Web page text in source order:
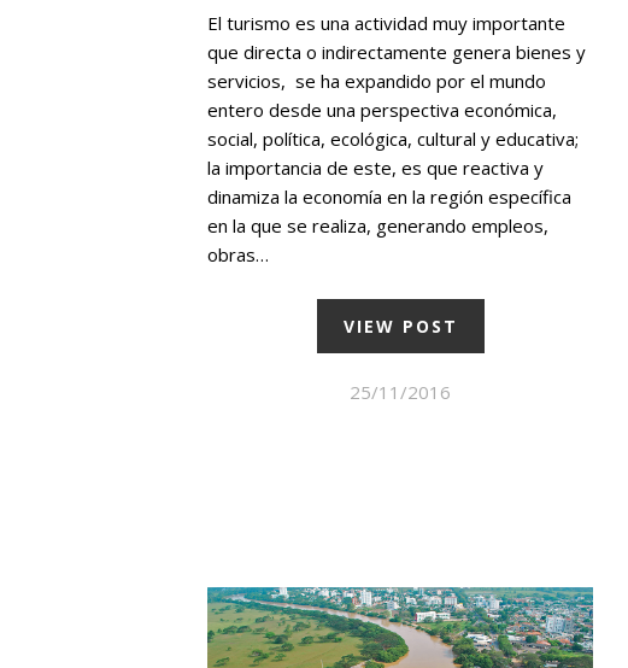
El turismo es una actividad muy importante
que directa o indirectamente genera bienes y
servicios, se ha expandido por el mundo
entero desde una perspectiva económica,
social, política, ecológica, cultural y educativa;
la importancia de este, es que reactiva y
dinamiza la economía en la región específica
en la que se realiza, generando empleos,
obras…
VIEW POST
25/11/2016